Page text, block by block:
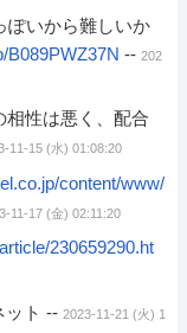
ぽいから難しいか
B089PWZ37N -- 202
相性は悪く、配合
11-15 (水) 01:08:20
content/www/
11-17 (金) 02:11:20
230659290.ht
ット -- 2023-11-21 (火) 1